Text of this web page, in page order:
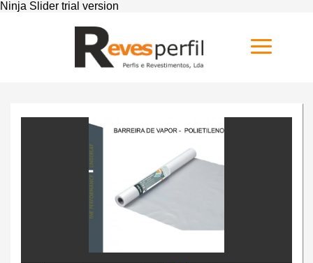
Novidades
Catálogos
Portfólio